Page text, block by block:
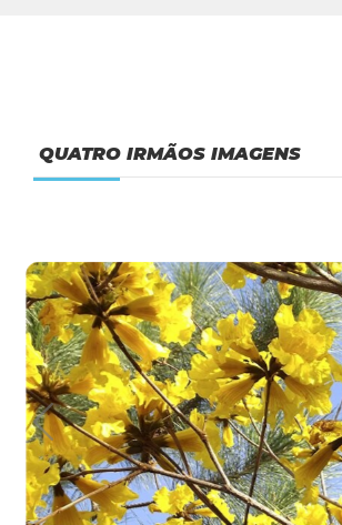
QUATRO IRMÃOS IMAGENS